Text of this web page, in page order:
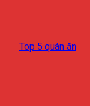
Top 5 quán ăn